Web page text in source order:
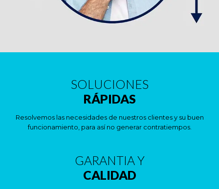
SOLUCIONES
RÁPIDAS
Resolvemos las necesidades de nuestros clientes y su buen
funcionamiento, para así no generar contratiempos.
GARANTIA Y
CALIDAD